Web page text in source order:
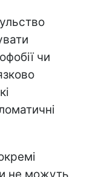
чи
не можуть